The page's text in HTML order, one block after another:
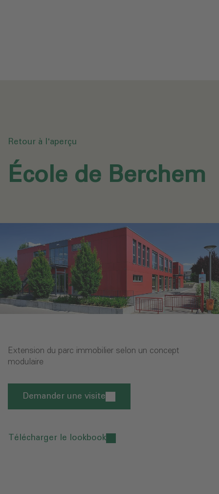
Retour à l'aperçu
École de Berchem‎
Extension du parc immobilier selon un concept
modulaire
Demander une visite
Télécharger le lookbook